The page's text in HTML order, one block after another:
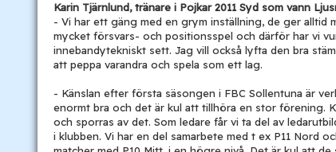
Karin Tjärnlund, tränare i Pojkar 2011 Syd som vann
- Vi har ett gäng med en grym inställning, de ger alltid
mycket försvars- och positionsspel och därför har vi
innebandytekniskt sett. Jag vill också lyfta den bra
att peppa varandra och spela som ett lag.
- Känslan efter första säsongen i FBC Sollentuna är
enormt bra och det är kul att tillhöra en stor förening.
och sporras av det. Som ledare får vi ta del av
i klubben. Vi har en del samarbete med t ex P11 Nord